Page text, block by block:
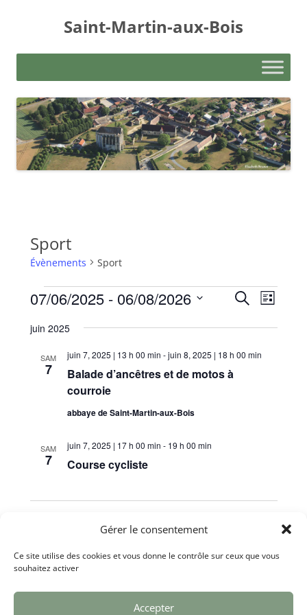
Gérer le consentement
Ce site utilise des cookies et vous donne le contrôle sur ceux que vous
souhaitez activer
Accepter
Saint-Martin-aux-Bois
Sport
Évènements Sport
Évènements Recherche
et
vues
Recherche
de
Liste
07/06/2025 - 06/08/2026
une
date.
juin 2025
SAM
7
Balade d’ancêtres et de motos à
courroie
juin 7, 2025 | 13 h 00 min -juin 8, 2025 | 18 h 00 min
abbaye de Saint-Martin-aux-Bois
SAM
7 Course cycliste
juin 7, 2025 | 17 h 00 min - 19 h 00 min
Évènements